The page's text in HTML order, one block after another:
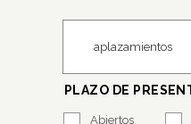
PLAZO DE
Abiertos